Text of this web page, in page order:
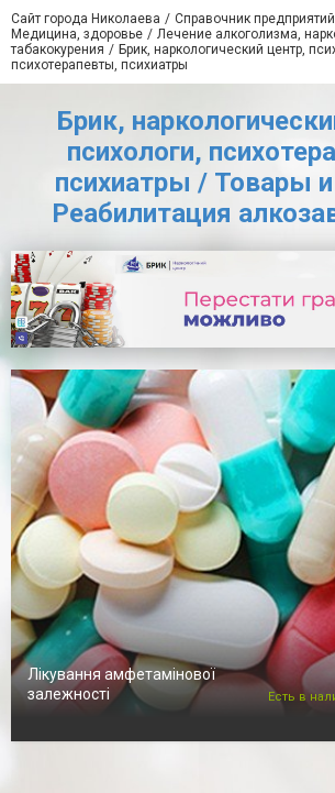
Сайт города Николаева
Справочник предприятий
Медицина, здоровье
Лечение алкоголизма,
табакокурения
Брик, наркологический центр,
психотерапевты, психиатры
Брик,
психологи,
психиатры / Товары и
Реабилитация
Лікування амфетамінової
залежності
Есть в